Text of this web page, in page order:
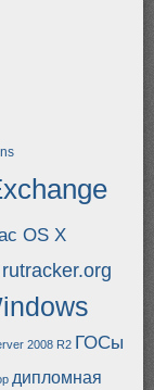
OS X
rutracker.org
2008 R2 ГОСы
дипломная